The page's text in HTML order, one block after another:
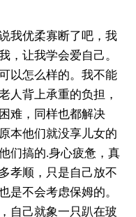
优柔寡断了吧，我
，让我学会爱自己。
以怎么样的。我不能
人背上承重的负担，
难，同样也都解决
本他们就没享儿女的
们搞的.身心疲惫，真
孝顺，只是自己放不
是不会考虑保姆的。
自己就象一只趴在玻